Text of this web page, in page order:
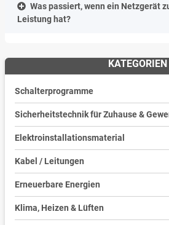
Was passiert, wenn ein Netzgerät
Leistung hat?
KATEGORIEN
Schalterprogramme
Sicherheitstechnik für Zuhause &
Elektroinstallationsmaterial
Kabel / Leitungen
Erneuerbare Energien
Klima, Heizen & Lüften